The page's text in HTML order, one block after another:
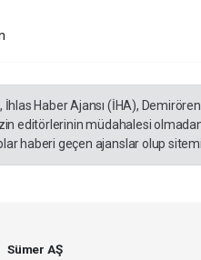
İhlas Haber Ajansı (İHA),
editörlerinin müdahalesi
haberi geçen ajanslar olup
Sümer AŞ